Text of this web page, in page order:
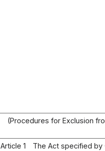
(Procedures for Exclusion
Article 1
The Act specified by